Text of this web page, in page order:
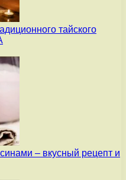
тайского
– вкусный рецепт и